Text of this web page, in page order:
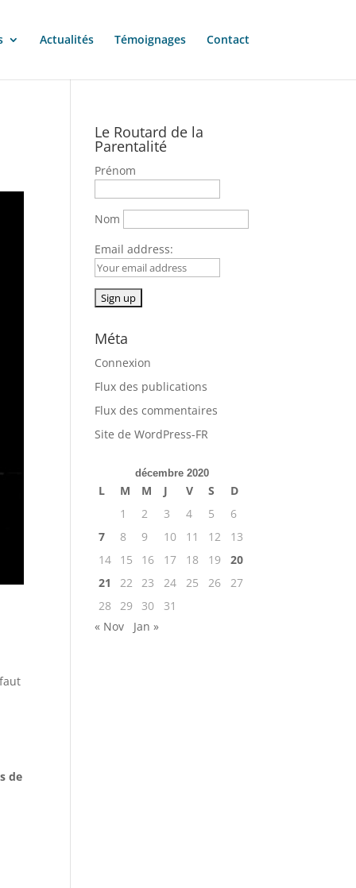
Actualités Témoignages Contact
de
Le Routard de la
Parentalité
Prénom
Nom
Email address:
Méta
Connexion
Flux des publications
Flux des commentaires
Site de WordPress-FR
décembre 2020
L M M J V S
D
1
2 3 4 5
6
7
8 9 10 11 12
13
14
15 16 17 18 19
20
21
22 23 24 25 26
27
28
29 30
31
« Nov
Jan »